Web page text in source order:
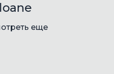
еще